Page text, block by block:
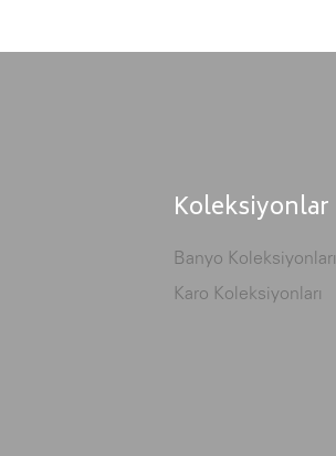
Koleksiyonlar
Banyo Koleksiyonları
Karo Koleksiyonları